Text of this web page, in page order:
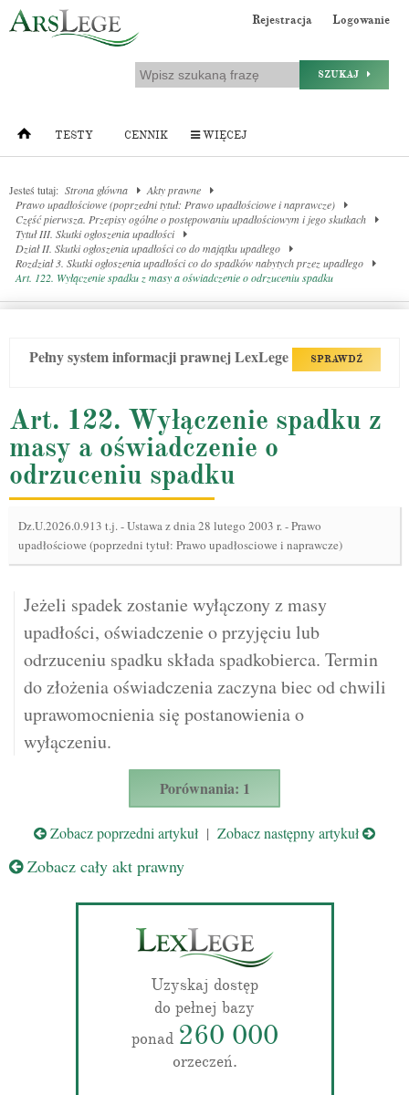
Rejestracja Logowanie
SZUKAJ
TESTY CENNIK WIĘCEJ
Jesteś tutaj: Strona główna
Akty prawne
Prawo upadłościowe (poprzedni tytuł: Prawo upadłościowe i naprawcze)
Część pierwsza. Przepisy ogólne o postępowaniu upadłościowym i jego skutkach
Tytuł III. Skutki ogłoszenia upadłości
Dział II. Skutki ogłoszenia upadłości co do majątku upadłego
Rozdział 3. Skutki ogłoszenia upadłości co do spadków nabytych przez upadłego
Art. 122. Wyłączenie spadku z masy a oświadczenie o odrzuceniu spadku
Pełny system informacji prawnej LexLege SPRAWDŹ
Art. 122. Wyłączenie spadku z
masy a oświadczenie o
odrzuceniu spadku
Dz.U.2026.0.913 t.j.-Ustawa z dnia 28 lutego 2003 r. - Prawo
upadłościowe (poprzedni tytuł: Prawo upadłosciowe i naprawcze)
Jeżeli spadek zostanie wyłączony z masy
upadłości, oświadczenie o przyjęciu lub
odrzuceniu spadku składa spadkobierca. Termin
do złożenia oświadczenia zaczyna biec od chwili
uprawomocnienia się postanowienia o
wyłączeniu.
Porównania: 1
Zobacz poprzedni artykuł | Zobacz następny artykuł
Zobacz cały akt prawny
Uzyskaj dostęp
do pełnej bazy
ponad 260 000
orzeczeń.